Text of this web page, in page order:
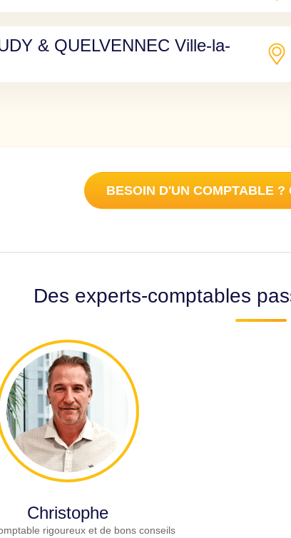
& QUELVENNEC Ville-la-
BESOIN D'UN COMPTABLE ?
Des experts-comptables
Christophe
rigoureux et de bons conseils